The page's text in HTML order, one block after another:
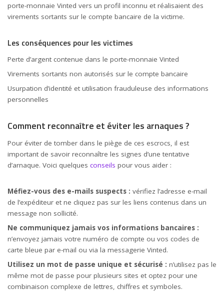
porte-monnaie Vinted vers un profil inconnu et réalisaient des
virements sortants sur le compte bancaire de la victime.
Les conséquences pour les victimes
Perte d’argent contenue dans le porte-monnaie Vinted
Virements sortants non autorisés sur le compte bancaire
Usurpation d’identité et utilisation frauduleuse des informations
personnelles
Comment reconnaître et éviter les arnaques ?
Pour éviter de tomber dans le piège de ces escrocs, il est
important de savoir reconnaître les signes d’une tentative
d’arnaque. Voici quelques conseils pour vous aider :
Méfiez-vous des e-mails suspects : vérifiez l’adresse e-mail
de l’expéditeur et ne cliquez pas sur les liens contenus dans un
message non sollicité.
Ne communiquez jamais vos informations bancaires :
n’envoyez jamais votre numéro de compte ou vos codes de
carte bleue par e-mail ou via la messagerie Vinted.
Utilisez un mot de passe unique et sécurisé : n’utilisez pas le
même mot de passe pour plusieurs sites et optez pour une
combinaison complexe de lettres, chiffres et symboles.